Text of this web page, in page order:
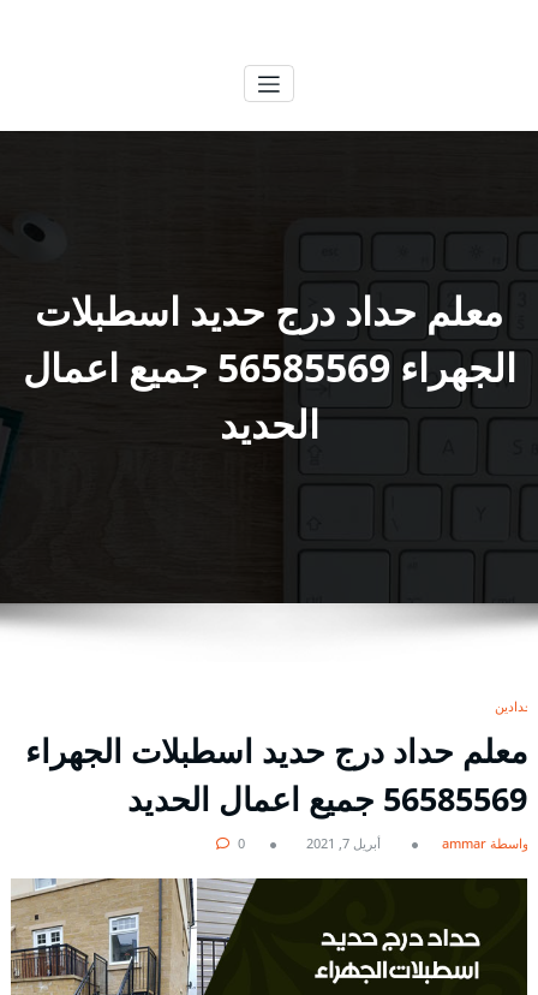
معلم حداد درج حديد اسطبلات
الجهراء 56585569 جميع اعمال
الحديد
حدادين
معلم حداد درج حديد اسطبلات الجهراء
56585569 جميع اعمال الحديد
بواسطة ammar أبريل 7, 2021 0